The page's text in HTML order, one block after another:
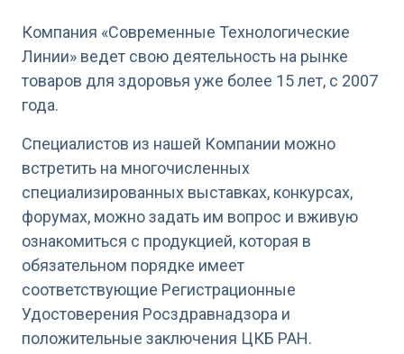
Компания «Современные Технологические
Линии» ведет свою деятельность на рынке
товаров для здоровья уже более 15 лет, с 2007
года.
Специалистов из нашей Компании можно
встретить на многочисленных
специализированных выставках, конкурсах,
форумах, можно задать им вопрос и вживую
ознакомиться с продукцией, которая в
обязательном порядке имеет
соответствующие Регистрационные
Удостоверения Росздравнадзора и
положительные заключения ЦКБ РАН.